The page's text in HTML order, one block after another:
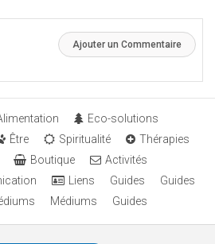
Ajouter un Commentaire
Eco-solutions
Être Spiritualité
Thérapies
Boutique
Activités
Liens Guides
Guides
Médiums Guides